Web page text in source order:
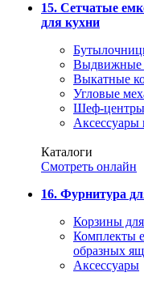
15. Сетчатые
для кухни
Выдвижные
Выкатные
Угловые
Шеф-центры
Каталоги
Смотреть онлайн
16. Фурнитура
Корзины
Комплекты
образных
Аксессуары